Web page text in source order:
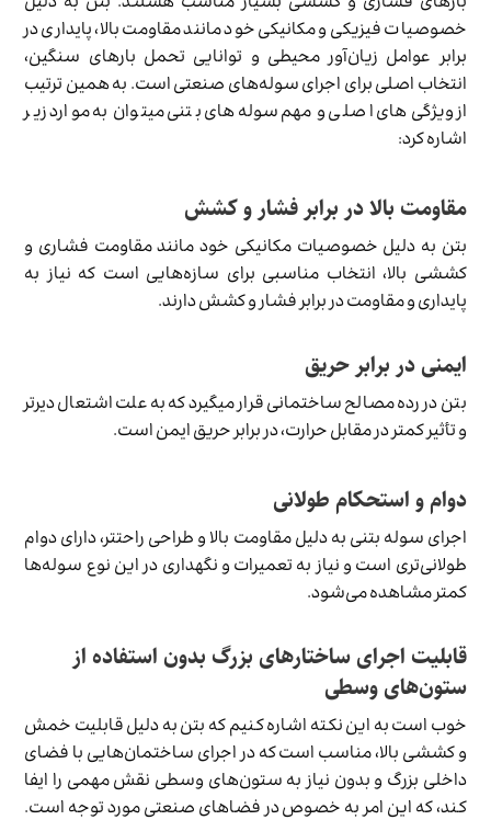
خصوصیات فیزیکی و مکانیکی خود مانند مقاومت بالا، پایداری در
برابر عوامل زیان‌آور محیطی و توانایی تحمل بارهای سنگین،
انتخاب اصلی برای اجرای سوله‌های صنعتی است. به همین ترتیب
از ویژگی‌های اصلی و مهم سوله‌های بتنی میتوان به موارد زیر
اشاره کرد:
مقاومت بالا در برابر فشار و کشش
بتن به دلیل خصوصیات مکانیکی خود مانند مقاومت فشاری و
کششی بالا، انتخاب مناسبی برای سازه‌هایی است که نیاز به
پایداری و مقاومت در برابر فشار و کشش دارند.
ایمنی در برابر حریق
بتن در رده مصالح ساختمانی قرار می­گیرد که به علت اشتعال دیرتر
و تأثیر کمتر در مقابل حرارت، در برابر حریق ایمن است.
دوام و استحکام طولانی
اجرای سوله بتنی به دلیل مقاومت بالا و طراحی راحت­تر، دارای دوام
طولانی‌تری است و نیاز به تعمیرات و نگهداری در این نوع سوله­‌ها
کم­تر مشاهده می‌­شود.
قابلیت اجرای ساختارهای بزرگ بدون استفاده از
ستون‌های وسطی
خوب است به این نکته اشاره کنیم که بتن به دلیل قابلیت خمش
و کششی بالا، مناسب است که در اجرای ساختمان‌هایی با فضای
داخلی بزرگ و بدون نیاز به ستون‌های وسطی نقش مهمی را ایفا
کند، که این امر به خصوص در فضاهای صنعتی مورد توجه است.